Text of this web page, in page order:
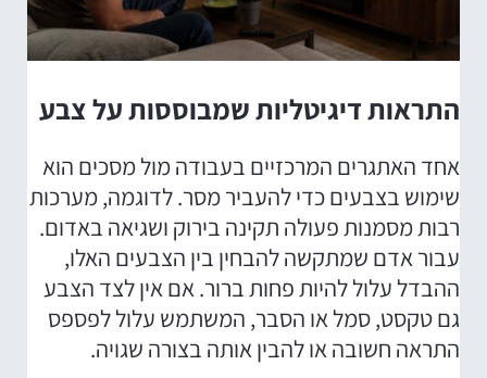
התראות דיגיטליות שמבוססות על צבע
אחד האתגרים המרכזיים בעבודה מול מסכים הוא
שימוש בצבעים כדי להעביר מסר. לדוגמה, מערכות
רבות מסמנות פעולה תקינה בירוק ושגיאה באדום.
עבור אדם שמתקשה להבחין בין הצבעים האלו,
ההבדל עלול להיות פחות ברור. אם אין לצד הצבע
גם טקסט, סמל או הסבר, המשתמש עלול לפספס
התראה חשובה או להבין אותה בצורה שגויה.